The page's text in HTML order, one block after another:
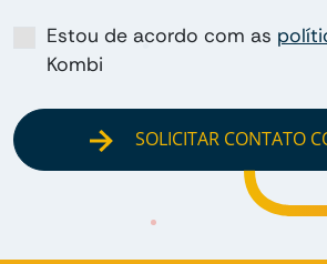
Estou de acordo com as
Kombi
SOLICITAR CONTATO